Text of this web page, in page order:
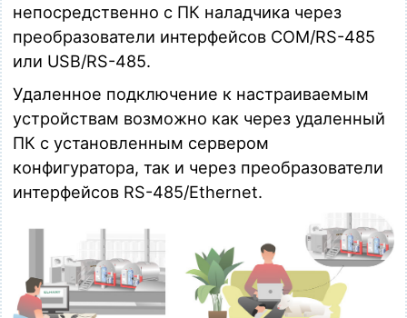
непосредственно с ПК наладчика через
преобразователи интерфейсов COM/RS-485
или USB/RS-485.
Удаленное подключение к настраиваемым
устройствам возможно как через удаленный
ПК с установленным сервером
конфигуратора, так и через преобразователи
интерфейсов RS-485/Ethernet.